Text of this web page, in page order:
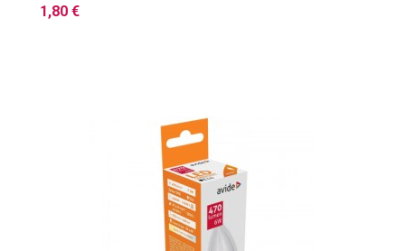
1,80 €